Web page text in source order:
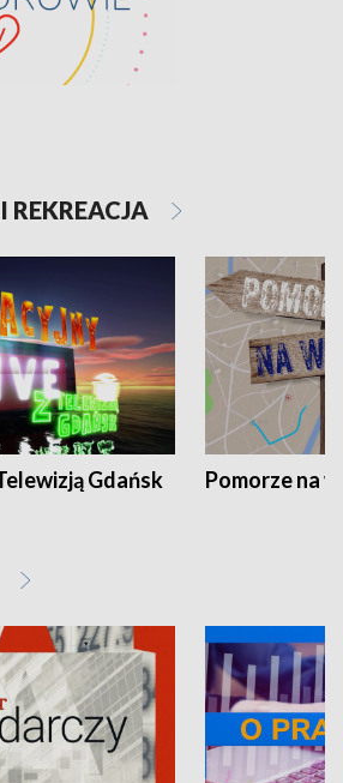
REKREACJA
Gdańsk Pomorze na